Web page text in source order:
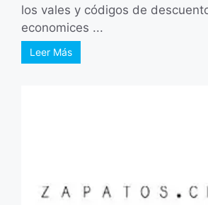
los vales y códigos de
economices ...
Leer Más